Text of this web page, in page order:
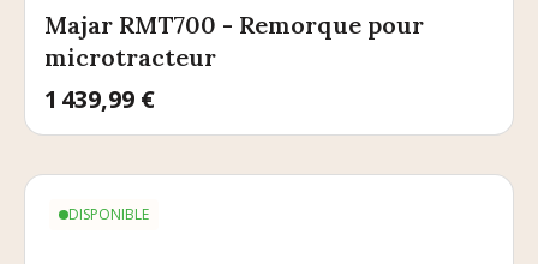
Majar RMT700 - Remorque pour
microtracteur
Prix
1 439,99 €
DISPONIBLE